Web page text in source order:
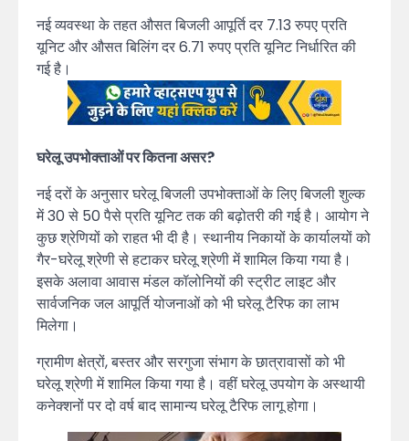
नई व्यवस्था के तहत औसत बिजली आपूर्ति दर 7.13 रुपए प्रति
यूनिट और औसत बिलिंग दर 6.71 रुपए प्रति यूनिट निर्धारित की
गई है।
घरेलू उपभोक्ताओं पर कितना असर?
नई दरों के अनुसार घरेलू बिजली उपभोक्ताओं के लिए बिजली शुल्क
में 30 से 50 पैसे प्रति यूनिट तक की बढ़ोतरी की गई है। आयोग ने
कुछ श्रेणियों को राहत भी दी है। स्थानीय निकायों के कार्यालयों को
गैर-घरेलू श्रेणी से हटाकर घरेलू श्रेणी में शामिल किया गया है।
इसके अलावा आवास मंडल कॉलोनियों की स्ट्रीट लाइट और
सार्वजनिक जल आपूर्ति योजनाओं को भी घरेलू टैरिफ का लाभ
मिलेगा।
ग्रामीण क्षेत्रों, बस्तर और सरगुजा संभाग के छात्रावासों को भी
घरेलू श्रेणी में शामिल किया गया है। वहीं घरेलू उपयोग के अस्थायी
कनेक्शनों पर दो वर्ष बाद सामान्य घरेलू टैरिफ लागू होगा।